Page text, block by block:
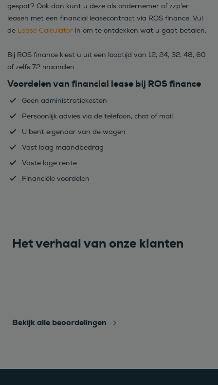
gespot? Ook dan kunt u deze als ondernemer of zzp'er
leasen met een financial leasecontract via ROS finance. Vul
de Lease Calculator in om te ontdekken wat u gaat betalen.
Bij ROS finance kiest u uit een looptijd van 12, 24, 32, 48, 60
of zelfs 72 maanden.
Voordelen van financial lease bij ROS finance
Geen administratiekosten
Persoonlijk advies via de telefoon, chat of mail
U bent eigenaar van de wagen
Vast laag maandbedrag
Vaste lage rente
Financiële voordelen
Het verhaal van onze klanten
Bekijk alle beoordelingen